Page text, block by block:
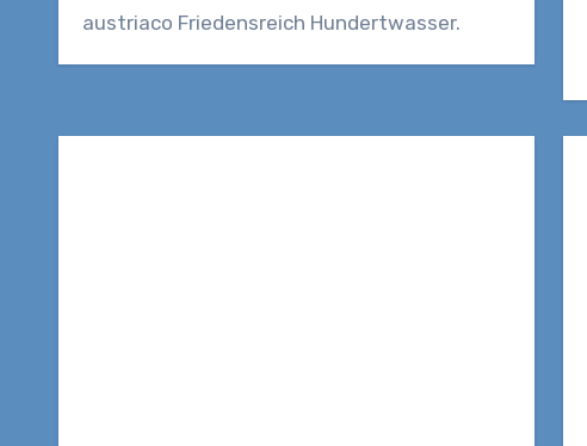
austriaco Friedensreich Hundertwasser.